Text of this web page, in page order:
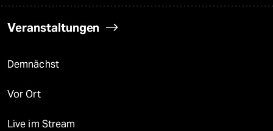
Veranstaltungen
Demnächst
Vor Ort
Live im Stream